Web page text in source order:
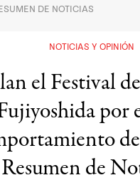
DE NOTICIAS
NOTICIAS Y OPINIÓN
el Festival
por
Resumen de